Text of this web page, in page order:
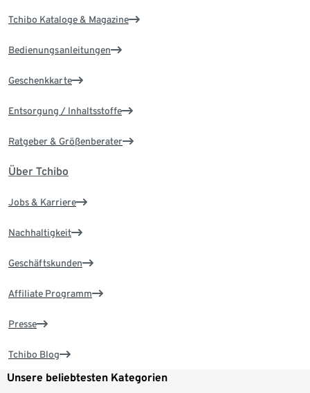
Tchibo Kataloge & Magazine
Bedienungsanleitungen
Geschenkkarte
Entsorgung / Inhaltsstoffe
Ratgeber & Größenberater
Über Tchibo
Jobs & Karriere
Nachhaltigkeit
Geschäftskunden
Affiliate Programm
Presse
Tchibo Blog
Unsere beliebtesten Kategorien